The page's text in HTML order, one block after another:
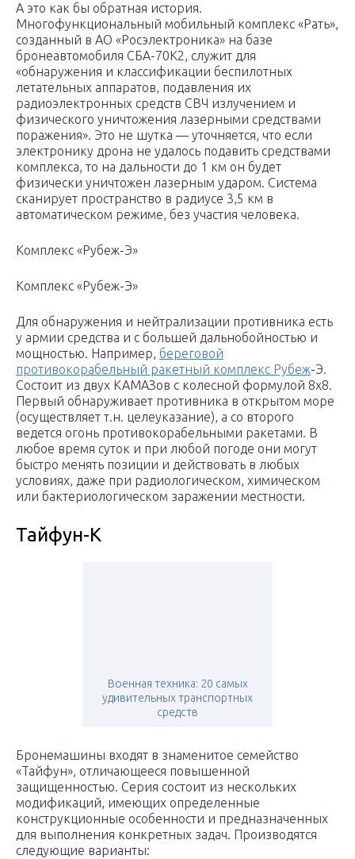
А это как бы обратная история.
Многофункциональный мобильный комплекс «Рать»,
созданный в АО «Росэлектроника» на базе
бронеавтомобиля СБА-70К2, служит для
«обнаружения и классификации беспилотных
летательных аппаратов, подавления их
радиоэлектронных средств СВЧ излучением и
физического уничтожения лазерными средствами
поражения». Это не шутка — уточняется, что если
электронику дрона не удалось подавить средствами
комплекса, то на дальности до 1 км он будет
физически уничтожен лазерным ударом. Система
сканирует пространство в радиусе 3,5 км в
автоматическом режиме, без участия человека.
Комплекс «Рубеж-Э»
Комплекс «Рубеж-Э»
Для обнаружения и нейтрализации противника есть
у армии средства и с большей дальнобойностью и
мощностью. Например, береговой
противокорабельный ракетный комплекс Рубеж-Э.
Состоит из двух КАМАЗов с колесной формулой 8х8.
Первый обнаруживает противника в открытом море
(осуществляет т.н. целеуказание), а со второго
ведется огонь противокорабельными ракетами. В
любое время суток и при любой погоде они могут
быстро менять позиции и действовать в любых
условиях, даже при радиологическом, химическом
или бактериологическом заражении местности.
Тайфун-К
Военная техника: 20 самых
удивительных транспортных
средств
Бронемашины входят в знаменитое семейство
«Тайфун», отличающееся повышенной
защищенностью. Серия состоит из нескольких
модификаций, имеющих определенные
конструкционные особенности и предназначенных
для выполнения конкретных задач. Производятся
следующие варианты: